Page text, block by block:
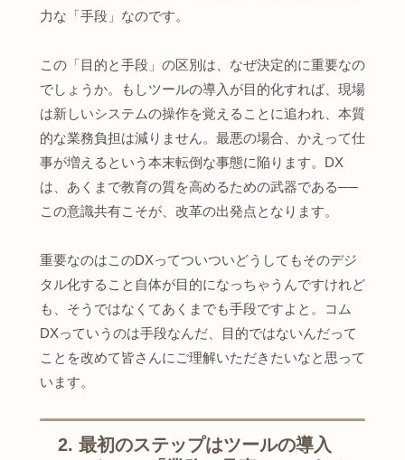
力な「手段」なのです。
この「目的と手段」の区別は、なぜ決定的に重要なの
でしょうか。もしツールの導入が目的化すれば、現場
は新しいシステムの操作を覚えることに追われ、本質
的な業務負担は減りません。最悪の場合、かえって仕
事が増えるという本末転倒な事態に陥ります。DX
は、あくまで教育の質を高めるための武器である──
この意識共有こそが、改革の出発点となります。
重要なのはこのDXってついついどうしてもそのデジ
タル化すること自体が目的になっちゃうんですけれど
も、そうではなくてあくまでも手段ですよと。コム
DXっていうのは手段なんだ、目的ではないんだって
ことを改めて皆さんにご理解いただきたいなと思って
います。
2. 最初のステップはツールの導入